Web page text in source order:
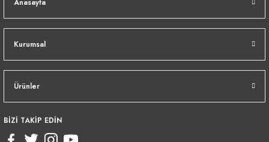
Kurumsal
Ürünler
BİZİ TAKİP EDİN